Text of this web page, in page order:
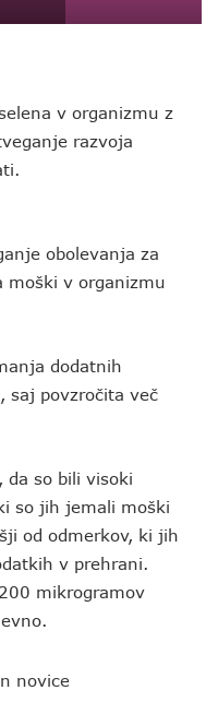
v organizmu z
razvoja
obolevanja za
moški v organizmu
dodatnih
saj povzročita več
da so bili visoki
so jih jemali moški
od odmerkov, ki jih
v prehrani.
mikrogramov
novice